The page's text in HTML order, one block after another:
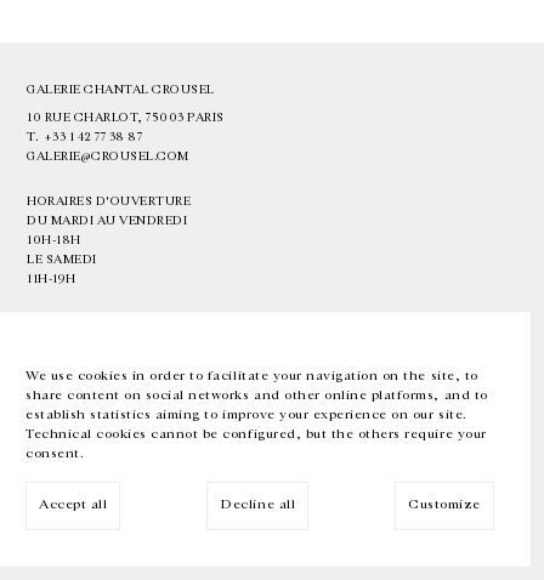
We use cookies in order to facilitate your navigation on the site, to
share content on social networks and other online platforms, and to
establish statistics aiming to improve your experience on our site.
Technical cookies cannot be configured, but the others require your
consent.
Accept all Decline all Customize
GALERIE CHANTAL CROUSEL
10 RUE CHARLOT, 75003 PARIS
T. +33 1 42 77 38 87
GALERIE@CROUSEL.COM
HORAIRES D'OUVERTURE
DU MARDI AU VENDREDI
10H-18H
LE SAMEDI
11H-19H
EN FR 中文 Facebook Instagram
Inscrivez-vous à notre newsletter